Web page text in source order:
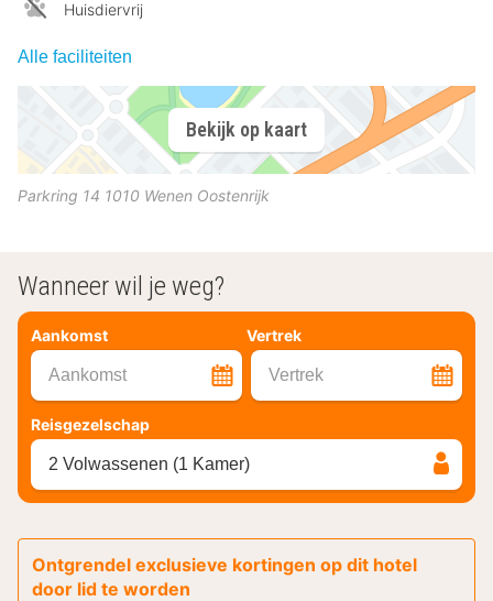
Huisdiervrij
Alle faciliteiten
Bekijk op kaart
Parkring 14 1010 Wenen Oostenrijk
Wanneer wil je weg?
Aankomst Vertrek
Aankomst Vertrek
Reisgezelschap
2 Volwassenen (1 Kamer)
Ontgrendel exclusieve kortingen op dit hotel
door lid te worden